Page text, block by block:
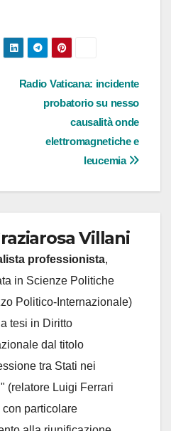
Radio Vaticana: incidente
probatorio su nesso
causalità onde
elettromagnetiche e
leucemia
Villani
professionista,
in Scienze Politiche
Politico-Internazionale)
tesi in Diritto
dal titolo
tra Stati nei
(relatore Luigi Ferrari
con particolare